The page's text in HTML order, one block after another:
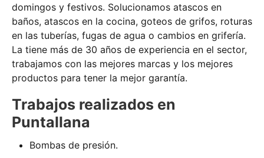
domingos y festivos. Solucionamos atascos en
baños, atascos en la cocina, goteos de grifos, roturas
en las tuberías, fugas de agua o cambios en grifería.
La tiene más de 30 años de experiencia en el sector,
trabajamos con las mejores marcas y los mejores
productos para tener la mejor garantía.
Trabajos realizados en
Puntallana
Bombas de presión.